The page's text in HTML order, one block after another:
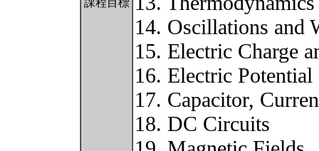
課程目標
14. Oscillations and
15. Electric Charge
16. Electric
17. Capacitor,
18. DC Circuits